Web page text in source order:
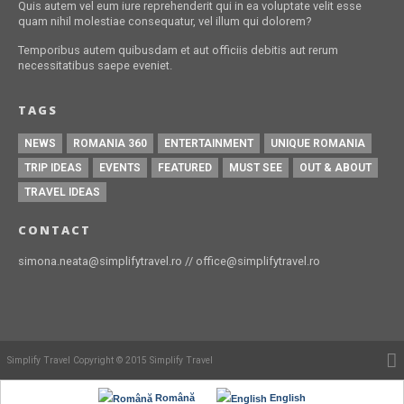
Quis autem vel eum iure reprehenderit qui in ea voluptate velit esse
quam nihil molestiae consequatur, vel illum qui dolorem?
Temporibus autem quibusdam et aut officiis debitis aut rerum
necessitatibus saepe eveniet.
TAGS
NEWS ROMANIA 360 ENTERTAINMENT
UNIQUE ROMANIA
TRIP IDEAS
EVENTS FEATURED MUST SEE
OUT & ABOUT
TRAVEL IDEAS
CONTACT
simona.neata@simplifytravel.ro // office@simplifytravel.ro
Simplify Travel Copyright © 2015 Simplify Travel
Română English